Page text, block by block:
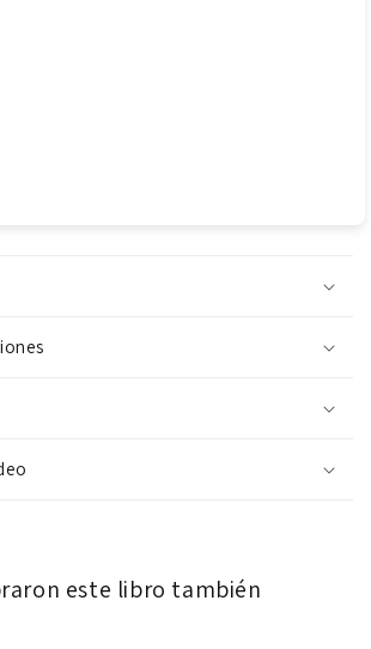
este libro también